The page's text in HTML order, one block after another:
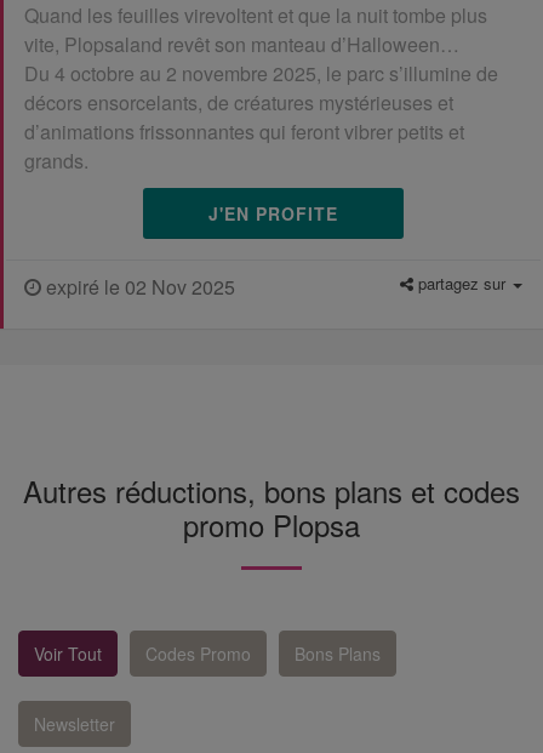
Quand les feuilles virevoltent et que la nuit tombe plus
vite, Plopsaland revêt son manteau d’Halloween…
Du 4 octobre au 2 novembre 2025, le parc s’illumine de
décors ensorcelants, de créatures mystérieuses et
d’animations frissonnantes qui feront vibrer petits et
grands.
J'EN PROFITE
expiré le 02 Nov 2025 partagez sur
Autres réductions, bons plans et codes
promo Plopsa
Voir Tout Codes Promo Bons Plans
Newsletter